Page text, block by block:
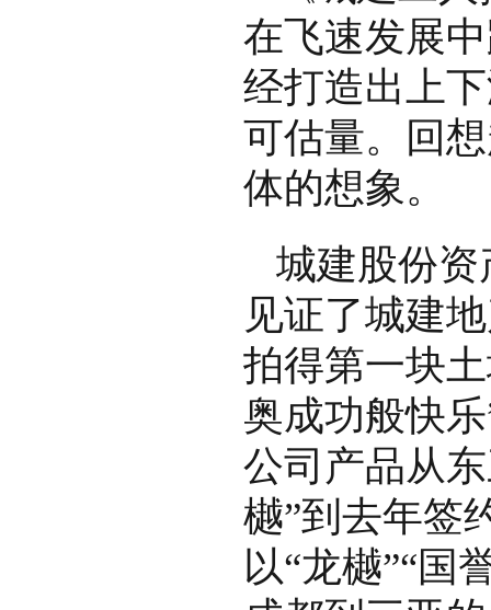
在飞速发展
经打造出上
可估量。回
体的想象。
城建股份
见证了城建
拍得第一块
奥成功般快
公司产品从
樾”到去年签
以“龙樾”“国